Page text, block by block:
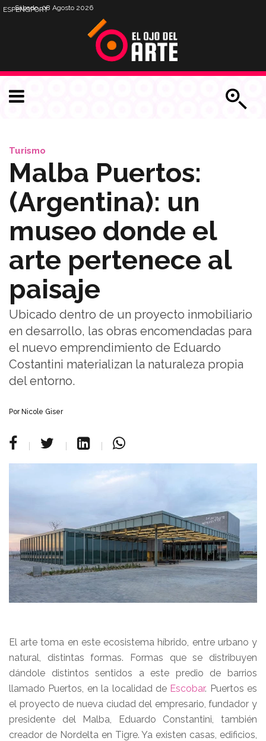
Sábado, 08 Agosto 2026
ESPENGPORT
Turismo
Malba Puertos:
(Argentina): un
museo donde el
arte pertenece al
paisaje
Ubicado dentro de un proyecto inmobiliario
en desarrollo, las obras encomendadas para
el nuevo emprendimiento de Eduardo
Costantini materializan la naturaleza propia
del entorno.
Por Nicole Giser
El arte toma en este ecosistema híbrido, entre urbano y
natural, distintas formas. Formas que se distribuyen
dándole distintos sentidos a este predio de barrios
llamado Puertos, en la localidad de Escobar. Puertos es
el proyecto de nueva ciudad del empresario, fundador y
presidente del Malba, Eduardo Constantini, también
creador de Nordelta en Tigre. Ya existen casas, edificios,